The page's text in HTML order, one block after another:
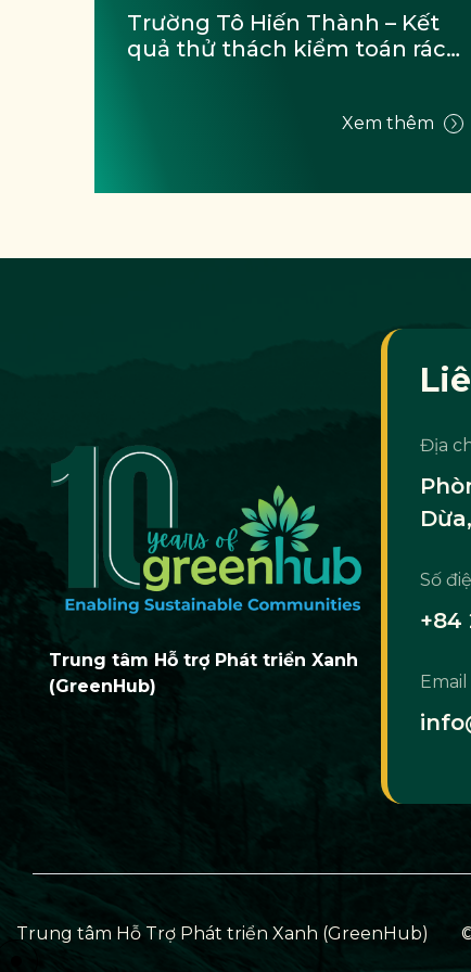
Trường Tô Hiến Thành – Kết
quả thử thách kiểm toán rác
Xem thêm
Trung tâm Hỗ trợ Phát triển Xanh
(GreenHub)
Địa
Số
+84
Email
Trung tâm Hỗ Trợ Phát triển Xanh (GreenHub)